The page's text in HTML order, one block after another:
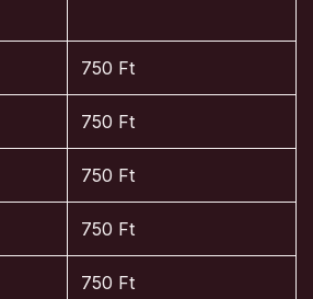
750 Ft
750 Ft
750 Ft
750 Ft
750 Ft